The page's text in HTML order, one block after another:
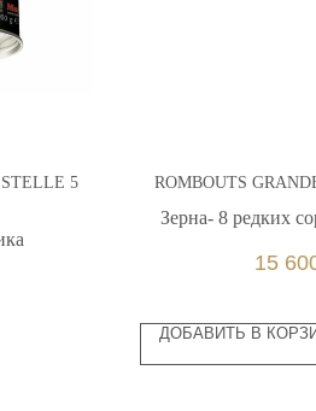
5 ROMBOUTS
Зерна- 8 редких
15
ДОБАВИТЬ В